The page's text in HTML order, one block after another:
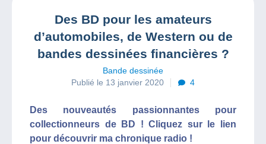
Des BD pour les amateurs
d’automobiles, de Western ou de
bandes dessinées financières ?
Bande dessinée
Publié le 13 janvier 2020
4
Des nouveautés passionnantes pour
collectionneurs de BD ! Cliquez sur le lien
pour découvrir ma chronique radio !